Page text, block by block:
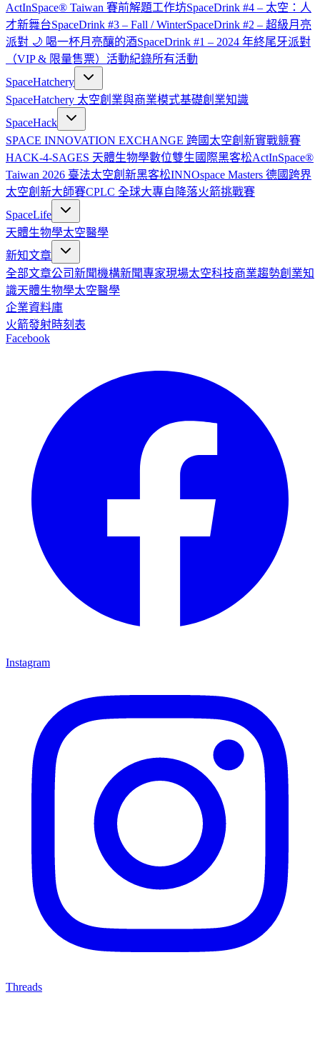
ActInSpace® Taiwan 賽前解題工作坊SpaceDrink #4 – 太空：人
才新舞台SpaceDrink #3 – Fall / WinterSpaceDrink #2 – 超級月亮
派對 🌙 喝一杯月亮釀的酒SpaceDrink #1 – 2024 年終尾牙派對
（VIP & 限量售票） 活動紀錄所有活動
SpaceHatchery
SpaceHatchery 太空創業與商業模式基礎創業知識
SpaceHack
SPACE INNOVATION EXCHANGE 跨國太空創新實戰競賽
HACK-4-SAGES 天體生物學數位雙生國際黑客松ActInSpace®
Taiwan 2026 臺法太空創新黑客松INNOspace Masters 德國跨界
太空創新大師賽CPLC 全球大專自降落火箭挑戰賽
SpaceLife
天體生物學太空醫學
新知文章
全部文章公司新聞機構新聞專家現場太空科技商業趨勢創業知
識天體生物學太空醫學
企業資料庫
火箭發射時刻表
Facebook
Instagram
Threads